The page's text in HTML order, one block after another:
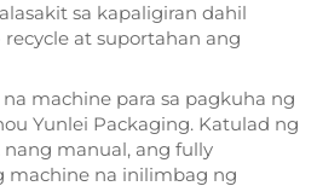
sa kapaligiran dahil
at suportahan ang
machine para sa pagkuha ng
Yunlei Packaging. Katulad ng
manual, ang fully
machine na inilimbag ng